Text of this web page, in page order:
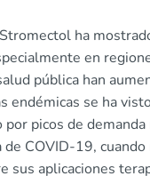
ha
en
pública han
endémicas se ha
picos de demanda
de COVID-19, cuando
sus aplicaciones